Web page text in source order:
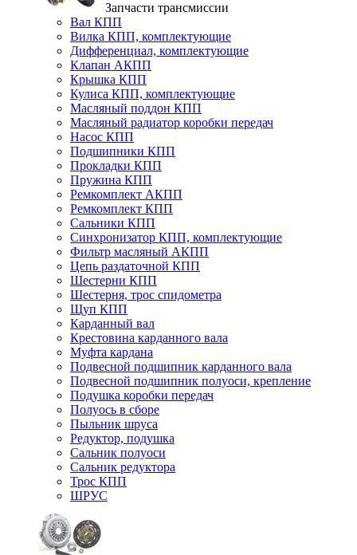
Запчасти трансмиссии
Вал КПП
Вилка КПП, комплектующие
Дифференциал, комплектующие
Клапан АКПП
Крышка КПП
Кулиса КПП, комплектующие
Масляный поддон КПП
Масляный радиатор коробки передач
Насос КПП
Подшипники КПП
Прокладки КПП
Пружина КПП
Ремкомплект АКПП
Ремкомплект КПП
Сальники КПП
Синхронизатор КПП, комплектующие
Фильтр масляный АКПП
Цепь раздаточной КПП
Шестерни КПП
Шестерня, трос спидометра
Щуп КПП
Карданный вал
Крестовина карданного вала
Муфта кардана
Подвесной подшипник карданного вала
Подвесной подшипник полуоси, крепление
Подушка коробки передач
Полуось в сборе
Пыльник шруса
Редуктор, подушка
Сальник полуоси
Сальник редуктора
Трос КПП
ШРУС